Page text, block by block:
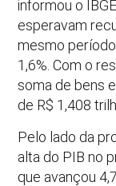
informou o
esperavam
mesmo
1,6%. Com o
soma de bens
de R$ 1,408
Pelo lado da
alta do PIB no
que avançou